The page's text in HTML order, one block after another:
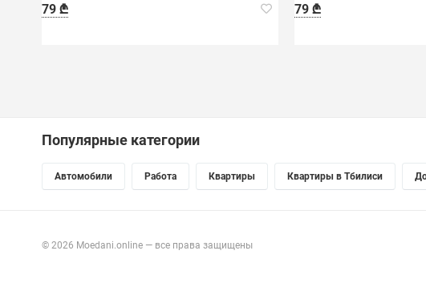
79 ₾ 79 ₾
Популярные категории
Автомобили Работа Квартиры Квартиры в Тбилиси
© 2026 Moedani.online — все права защищены